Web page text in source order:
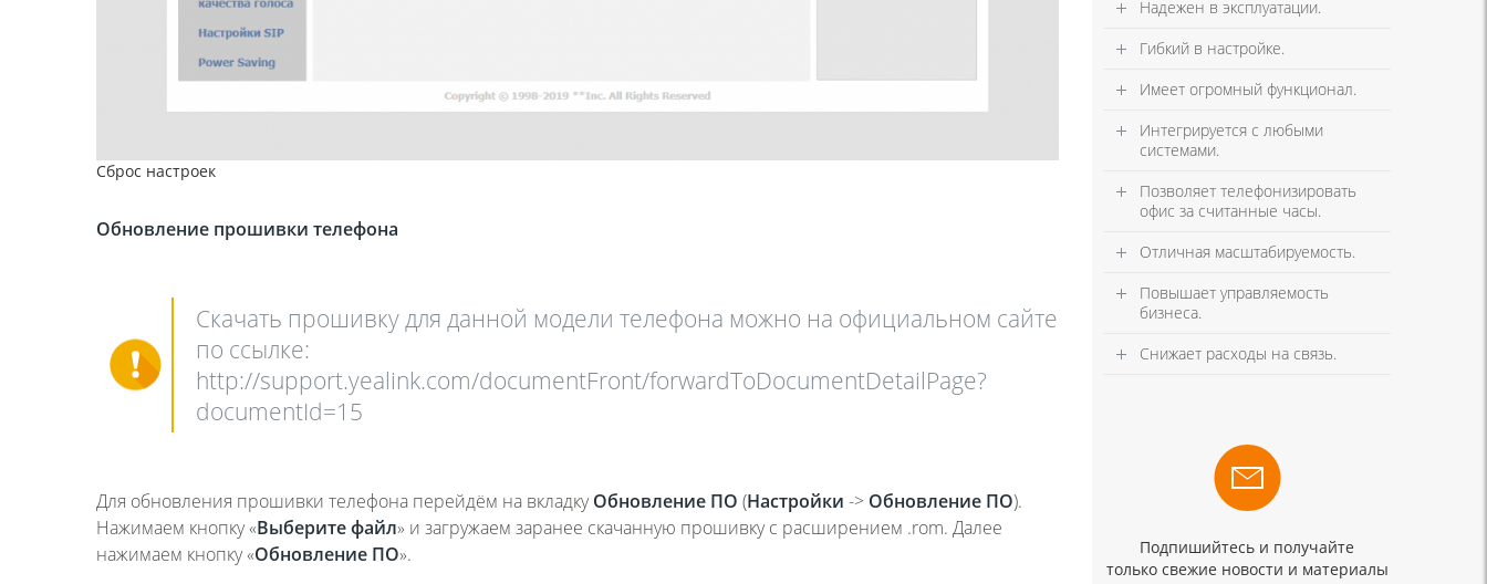
Сброс настроек
Обновление прошивки телефона
Скачать прошивку для данной модели телефона можно на официальном сайте
по ссылке:
http://support.yealink.com/documentFront/forwardToDocumentDetailPage?
documentId=15
Для обновления прошивки телефона перейдём на вкладкуОбновление ПО (Настройки -> Обновление ПО).
Нажимаем кнопку «Выберите файл» и загружаем заранее скачанную прошивку с расширением .rom. Далее
нажимаем кнопку «Обновление ПО».
Надежен в эксплуатации.
Гибкий в настройке.
Имеет огромный функционал.
Интегрируется с любыми
системами.
Позволяет телефонизировать
офис за считанные часы.
Отличная масштабируемость.
Повышает управляемость
бизнеса.
Снижает расходы на связь.
Подпишийтесь и получайте
только свежие новости и материалы